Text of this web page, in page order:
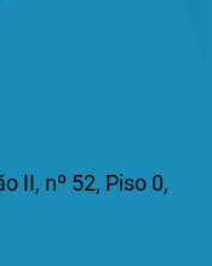
II, nº 52, Piso 0,